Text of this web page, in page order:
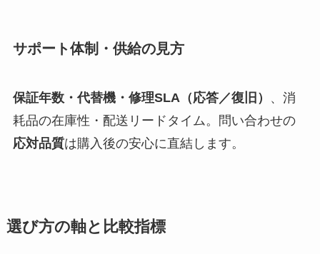
サポート体制・供給の見方
保証年数・代替機・修理SLA（応答／復旧）
、消
耗品の在庫性・配送リードタイム。問い合わせの
応対品質は購入後の安心に直結します。
選び方の軸と比較指標